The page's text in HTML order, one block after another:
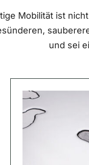
Mobilität ist
und sei